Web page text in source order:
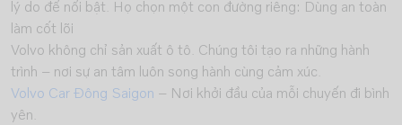
lý do để nổi bật. Họ chọn một con đường riêng: Dùng an toàn
làm cốt lõi
Volvo không chỉ sản xuất ô tô. Chúng tôi tạo ra những hành
trình – nơi sự an tâm luôn song hành cùng cảm xúc.
Volvo Car Đông Saigon – Nơi khởi đầu của mỗi chuyến đi bình
yên.